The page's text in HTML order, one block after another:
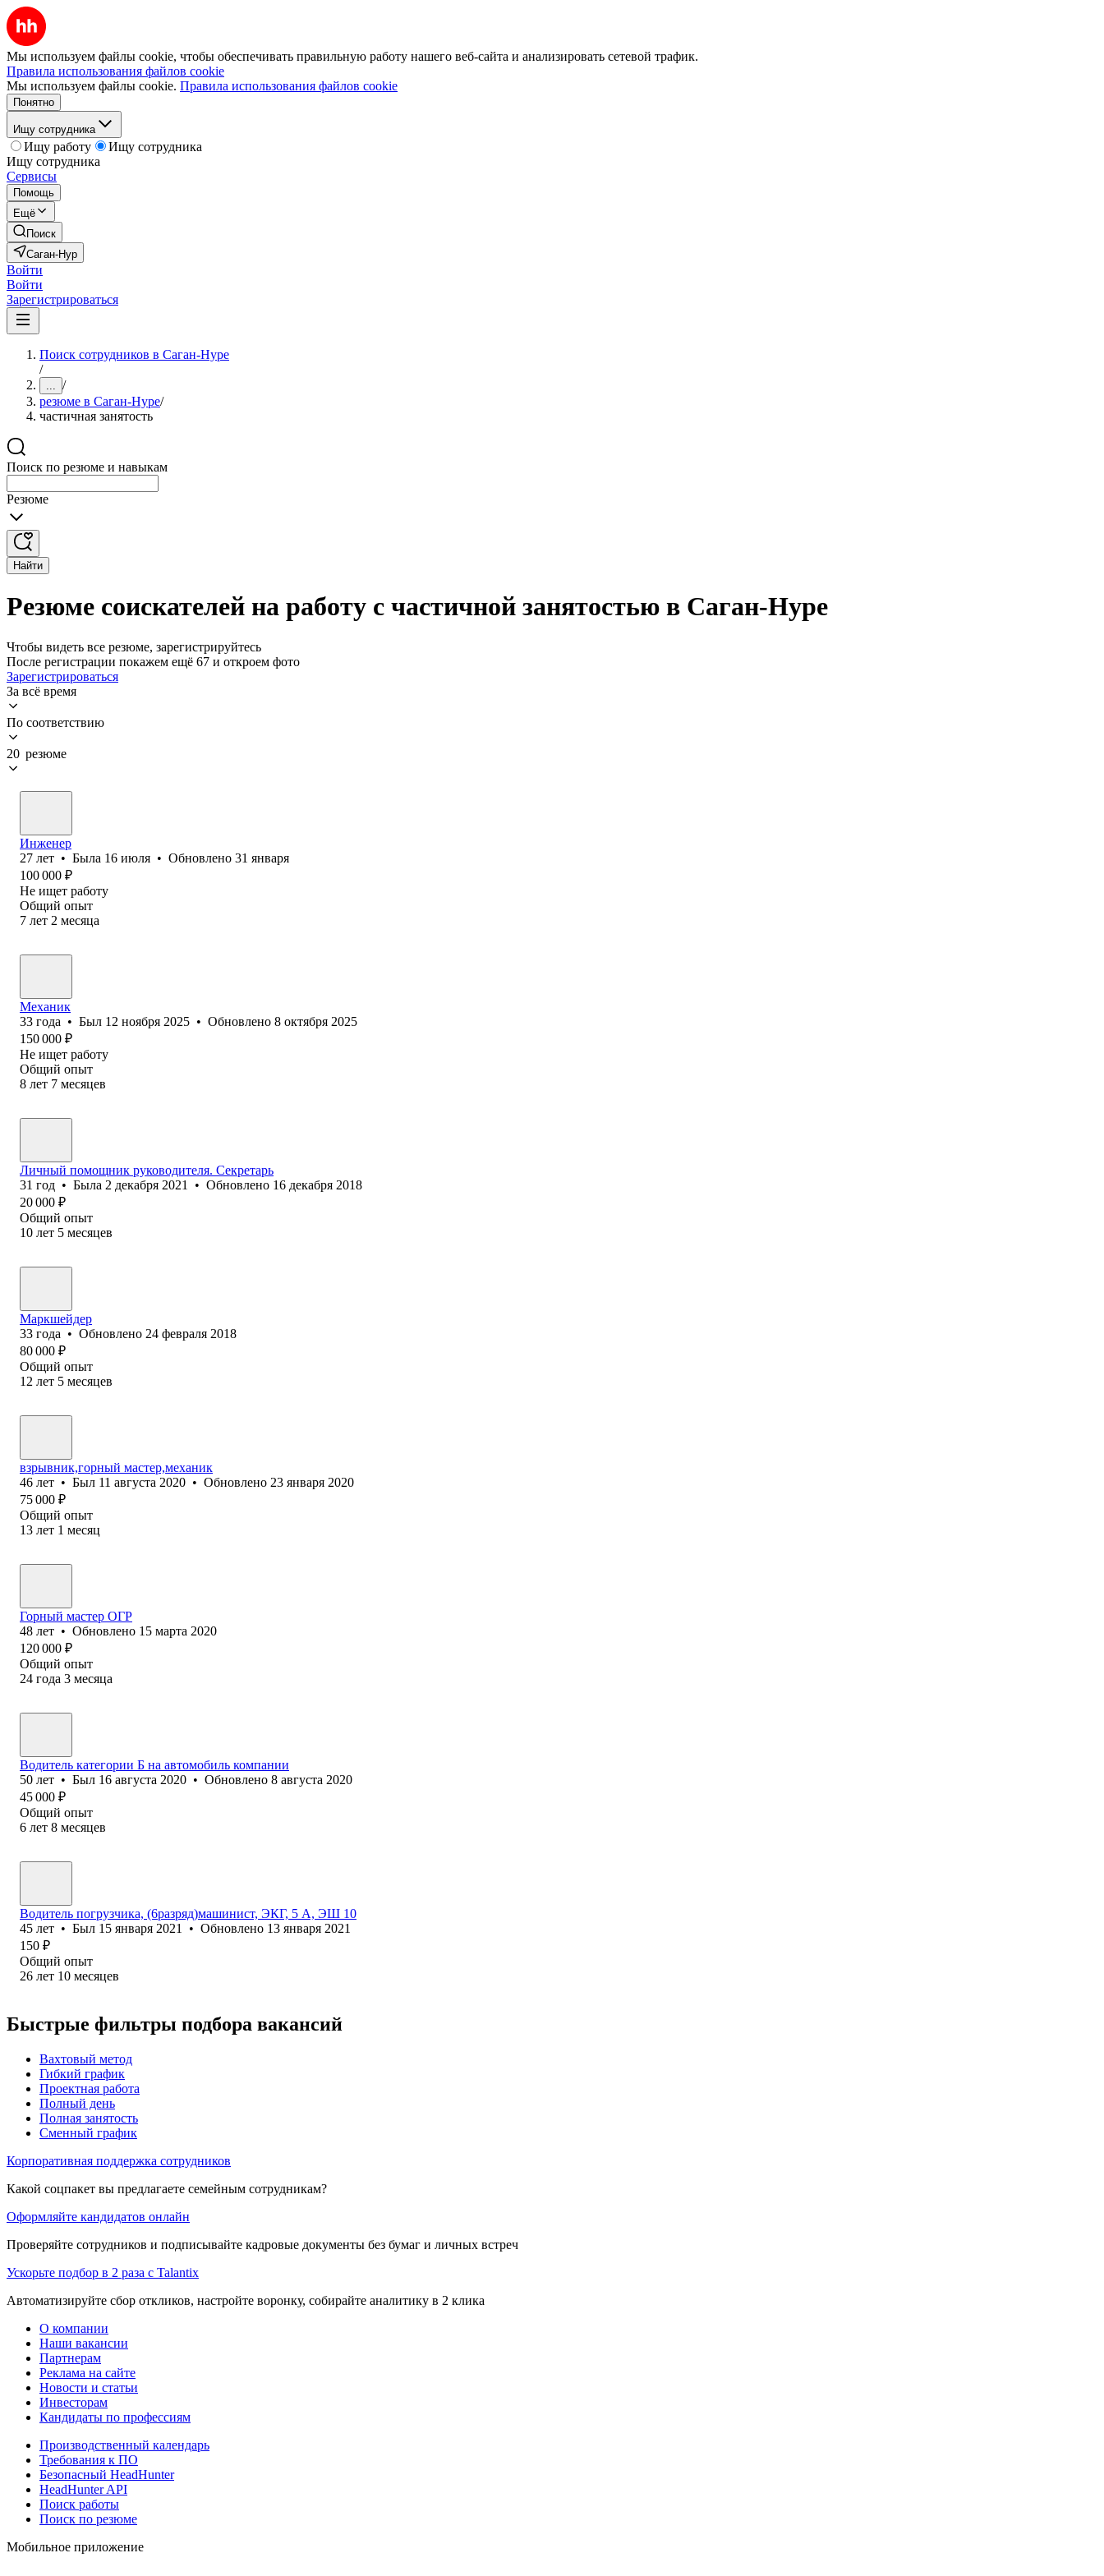
Мы используем файлы cookie, чтобы обеспечивать правильную работу нашего веб-сайта и анализировать сетевой трафик.
Правила использования файлов cookie
Мы используем файлы cookie. Правила использования файлов cookie
Понятно
Ищу сотрудника
Ищу работу
Ищу сотрудника
Ищу сотрудника
Сервисы
Помощь
Ещё
Поиск
Саган-Нур
Войти
Войти
Зарегистрироваться
Поиск сотрудников в Саган-Нуре
/
... /
резюме в Саган-Нуре/
частичная занятость
Поиск по резюме и навыкам
Резюме
Найти
Резюме соискателей на работу с частичной занятостью в Саган-Нуре
Чтобы видеть все резюме, зарегистрируйтесь
После регистрации покажем ещё 67 и откроем фото
Зарегистрироваться
За всё время
По соответствию
20 резюме
Инженер
27 лет • Была 16 июля • Обновлено 31 января
100 000 ₽
Не ищет работу
Общий опыт
7 лет 2 месяца
Механик
33 года • Был 12 ноября 2025 • Обновлено 8 октября 2025
150 000 ₽
Не ищет работу
Общий опыт
8 лет 7 месяцев
Личный помощник руководителя. Секретарь
31 год • Была 2 декабря 2021 • Обновлено 16 декабря 2018
20 000 ₽
Общий опыт
10 лет 5 месяцев
Маркшейдер
33 года • Обновлено 24 февраля 2018
80 000 ₽
Общий опыт
12 лет 5 месяцев
взрывник,горный мастер,механик
46 лет • Был 11 августа 2020 • Обновлено 23 января 2020
75 000 ₽
Общий опыт
13 лет 1 месяц
Горный мастер ОГР
48 лет • Обновлено 15 марта 2020
120 000 ₽
Общий опыт
24 года 3 месяца
Водитель категории Б на автомобиль компании
50 лет • Был 16 августа 2020 • Обновлено 8 августа 2020
45 000 ₽
Общий опыт
6 лет 8 месяцев
Водитель погрузчика, (6разряд)машинист, ЭКГ, 5 А, ЭШ 10
45 лет • Был 15 января 2021 • Обновлено 13 января 2021
150 ₽
Общий опыт
26 лет 10 месяцев
Быстрые фильтры подбора вакансий
Вахтовый метод
Гибкий график
Проектная работа
Полный день
Полная занятость
Сменный график
Корпоративная поддержка сотрудников
Какой соцпакет вы предлагаете семейным сотрудникам?
Оформляйте кандидатов онлайн
Проверяйте сотрудников и подписывайте кадровые документы без бумаг и личных встреч
Ускорьте подбор в 2 раза с Talantix
Автоматизируйте сбор откликов, настройте воронку, собирайте аналитику в 2 клика
О компании
Наши вакансии
Партнерам
Реклама на сайте
Новости и статьи
Инвесторам
Кандидаты по профессиям
Производственный календарь
Требования к ПО
Безопасный HeadHunter
HeadHunter API
Поиск работы
Поиск по резюме
Мобильное приложение